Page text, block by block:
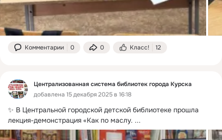
Комментарии 0 0 Класс! 12
Централизованная система библиотек города Курска
добавлена 15 декабря 2025 в 16:18
✨ В Центральной городской детской библиотеке прошла
лекция-демонстрация «Как по маслу. ...